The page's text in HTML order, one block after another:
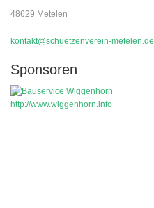
48629 Metelen
kontakt@schuetzenverein-metelen.de
Sponsoren
http://www.wiggenhorn.info